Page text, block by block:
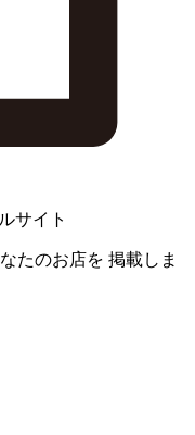
サイト
たのお店を 掲載しま